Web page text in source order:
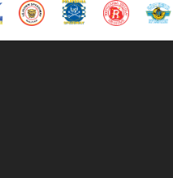
till sidfot